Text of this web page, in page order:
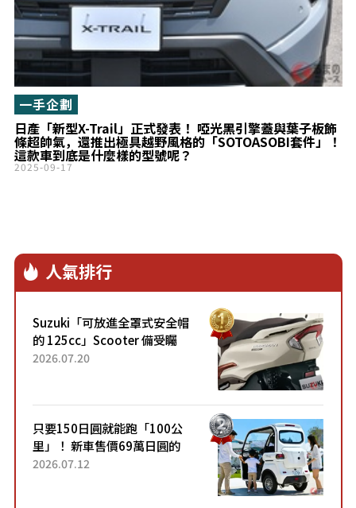
日產「新型X-Trail」正式發表！ 啞光黑引擎蓋與葉子板飾
條超帥氣，還推出極具越野風格的「SOTOASOBI套件」！
這款車到底是什麼樣的型號呢？
一手企劃
2025-09-17
人氣排行
Suzuki「可放進全罩式安全帽
的 125cc」Scooter 備受矚
目！採用全新流線設計與各項
2026.07.20
只要150日圓就能跑「100公
里」！ 新車售價69萬日圓的
「3人座」Trike大受歡迎！ 順
2026.07.12